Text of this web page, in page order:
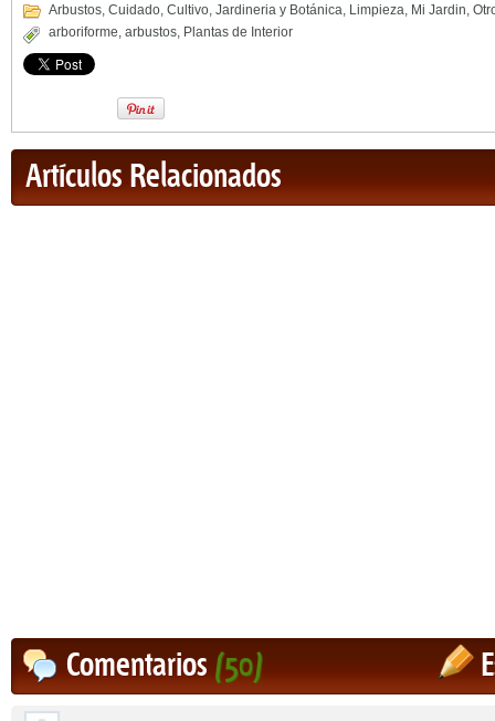
Arbustos, Cuidado, Cultivo, Jardineria y Botánica, Limpieza, Mi Jardin,
arboriforme, arbustos, Plantas de Interior
Artículos Relacionados
Comentarios(50)